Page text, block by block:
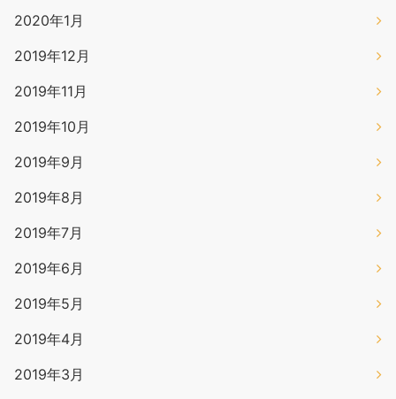
2020年1月
2019年12月
2019年11月
2019年10月
2019年9月
2019年8月
2019年7月
2019年6月
2019年5月
2019年4月
2019年3月